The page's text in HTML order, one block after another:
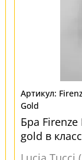
Gold
Бра Firenze
gold в